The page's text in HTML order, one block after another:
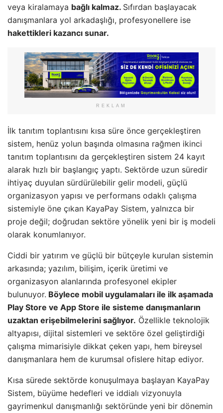
veya kiralamaya bağlı kalmaz. Sıfırdan başlayacak
danışmanlara yol arkadaşlığı, profesyonellere ise
hakettikleri kazancı sunar.
REKLAM
İlk tanıtım toplantısını kısa süre önce gerçekleştiren
sistem, henüz yolun başında olmasına rağmen ikinci
tanıtım toplantısını da gerçekleştiren sistem 24 kayıt
alarak hızlı bir başlangıç yaptı. Sektörde uzun süredir
ihtiyaç duyulan sürdürülebilir gelir modeli, güçlü
organizasyon yapısı ve performans odaklı çalışma
sistemiyle öne çıkan KayaPay Sistem, yalnızca bir
proje değil; doğrudan sektöre yönelik yeni bir iş modeli
olarak konumlanıyor.
Ciddi bir yatırım ve güçlü bir bütçeyle kurulan sistemin
arkasında; yazılım, bilişim, içerik üretimi ve
organizasyon alanlarında profesyonel ekipler
bulunuyor. Böylece mobil uygulamaları ile ilk aşamada
Play Store ve App Store ile sisteme danışmanların
uzaktan erişebilmelerini sağlıyor. Özellikle teknolojik
altyapısı, dijital sistemleri ve sektöre özel geliştirdiği
çalışma mimarisiyle dikkat çeken yapı, hem bireysel
danışmanlara hem de kurumsal ofislere hitap ediyor.
Kısa sürede sektörde konuşulmaya başlayan KayaPay
Sistem, büyüme hedefleri ve iddialı vizyonuyla
gayrimenkul danışmanlığı sektöründe yeni bir dönemin